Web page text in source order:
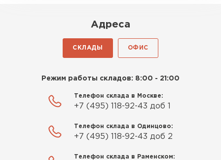
Адреса
СКЛАДЫ ОФИС
Режим работы складов: 8:00 - 21:00
Телефон склада в Москве:
+7 (495) 118-92-43 доб 1
Телефон склада в Одинцово:
+7 (495) 118-92-43 доб 2
Телефон склада в Раменском:
ПЕРЕЙТИ
ПЕРЕЙТИ
Утеплитель Baswool